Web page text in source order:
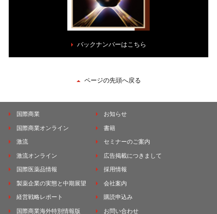
バックナンバーはこちら
ページの先頭へ戻る
国際商業
国際商業オンライン
激流
激流オンライン
国際医薬品情報
製薬企業の実態と中期展望
経営戦略レポート
国際商業海外特別情報版
お知らせ
書籍
セミナーのご案内
広告掲載につきまして
採用情報
会社案内
購読申込み
お問い合わせ